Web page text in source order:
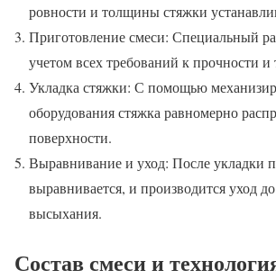
ровности и толщины стяжки
Приготовление смеси: Специальный
учетом всех требований к прочности
Укладка стяжки: С помощью
оборудования стяжка равномерно
поверхности.
Выравнивание и уход: После укладки
выравнивается, и производится уход
высыхания.
Состав смеси и